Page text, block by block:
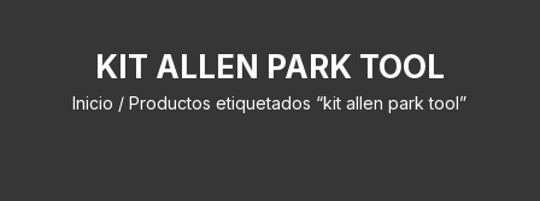
KIT ALLEN PARK TOOL
Inicio / Productos etiquetados “kit allen park tool”